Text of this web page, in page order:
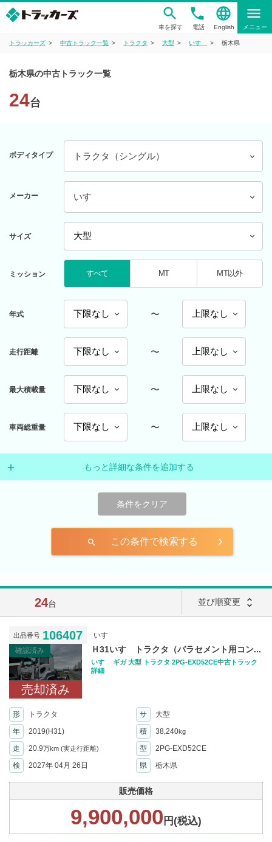
車を探す
phone
電話
language
English
menu
メニュー
トラッカーズ 中古トラック一覧 トラクタ 大型 いすゞ 栃木県
栃木県の中古トラック一覧
24台
ボディタイプ トラクタ（シングル）
メーカー いすゞ
サイズ
ミッション すべて MT MT以外
年式 〜
走行距離 〜
最大積載量 〜
車両総重量 〜
もっと詳細な条件を追加する
条件をクリア
search この条件で検索する
24台 並び順変更 unfold_more
出品番号 106407
いすゞ
確認済み
売却済み
Ｈ31いすゞトラクタ（バラセメント用コン...
いすゞ ギガ 大型 トラクタ 2PG-EXD52CE中古トラック
詳細
形 トラクタ サ
大型
年
2019(H31) 積 38,240kg
走 20.9万km (実走行距離) 型
2PG-EXD52CE
検
2027年 04月 26日 県 栃木県
販売価格
9,900,000 円(税込)